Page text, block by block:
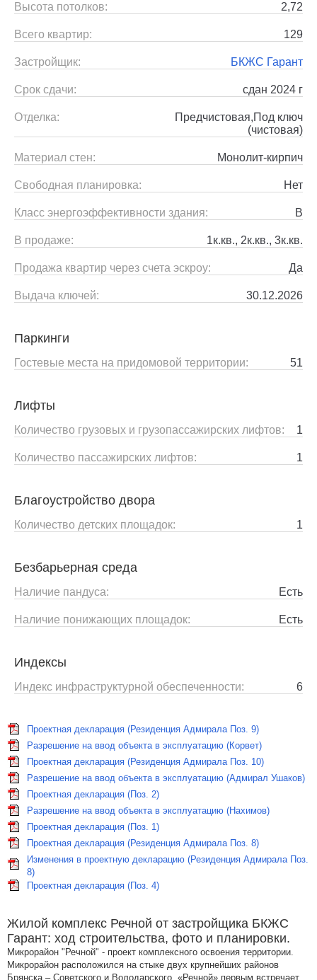
Высота потолков: 2,72
Всего квартир: 129
Застройщик: БКЖС Гарант
Срок сдачи: сдан 2024 г
Отделка:
Предчистовая,Под ключ
(чистовая)
Материал стен: Монолит-кирпич
Свободная планировка: Нет
Класс энергоэффективности здания: B
В продаже: 1к.кв., 2к.кв., 3к.кв.
Продажа квартир через счета эскроу: Да
Выдача ключей: 30.12.2026
Паркинги
Гостевые места на придомовой территории: 51
Лифты
Количество грузовых и грузопассажирских лифтов: 1
Количество пассажирских лифтов: 1
Благоустройство двора
Количество детских площадок: 1
Безбарьерная среда
Наличие пандуса: Есть
Наличие понижающих площадок: Есть
Индексы
Индекс инфраструктурной обеспеченности: 6
Проектная декларация (Резиденция Адмирала Поз. 9)
Разрешение на ввод объекта в эксплуатацию (Корвет)
Проектная декларация (Резиденция Адмирала Поз. 10)
Разрешение на ввод объекта в эксплуатацию (Адмирал Ушаков)
Проектная декларация (Поз. 2)
Разрешение на ввод объекта в эксплуатацию (Нахимов)
Проектная декларация (Поз. 1)
Проектная декларация (Резиденция Адмирала Поз. 8)
Изменения в проектную декларацию (Резиденция Адмирала Поз.
8)
Проектная декларация (Поз. 4)
Жилой комплекс Речной от застройщика БКЖС
Гарант: ход строительства, фото и планировки.
Микрорайон "Речной" - проект комплексного освоения территории.
Микрорайон расположился на стыке двух крупнейших районов
Брянска – Советского и Володарского. «Речной» первым встречает